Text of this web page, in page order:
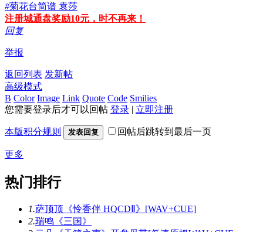
#菊花台简谱 袁莎
注册城通盘奖励10元，时不再来！
回复
举报
返回列表 发新帖
高级模式
B Color Image Link Quote Code Smilies
您需要登录后才可以回帖 登录 | 立即注册
本版积分规则 发表回复 回帖后跳转到最后一页
更多
热门排行
1.萨顶顶《怜香伴 HQCDⅡ》[WAV+CUE]
2.瑞鸣《三国》